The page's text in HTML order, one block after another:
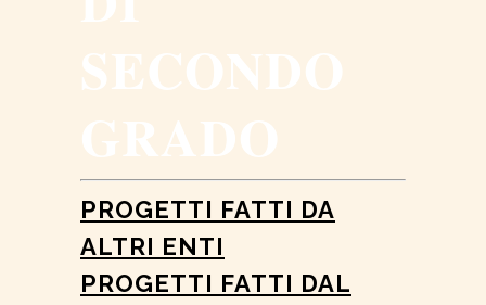
SECONDO
GRADO
PROGETTI FATTI DA
ALTRI ENTI
PROGETTI FATTI DAL